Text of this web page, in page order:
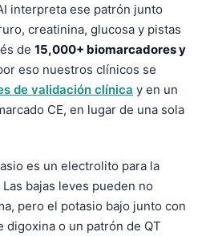
interpreta ese patrón junto
creatinina, glucosa y pistas
de 15,000+ biomarcadores y
eso nuestros clínicos se
de validación clínica y en un
CE, en lugar de una sola
es un electrolito para la
bajas leves pueden no
pero el potasio bajo junto con
digoxina o un patrón de QT